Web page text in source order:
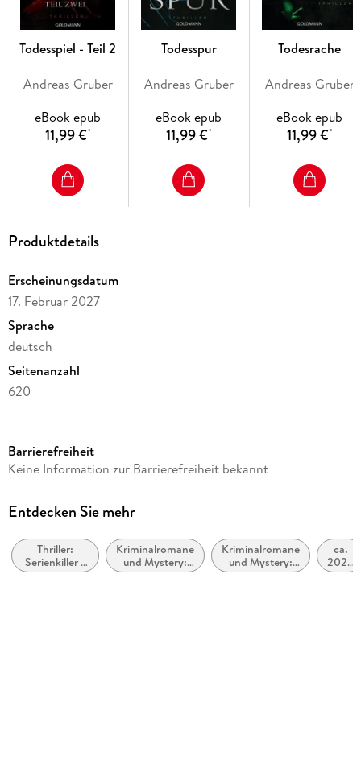
Todesspiel - Teil 2
Andreas Gruber
eBook epub
11,99 €*
Todesspur
Andreas Gruber
eBook epub
11,99 €*
Todesrache
Andreas Gruber
eBook epub
11,99 €*
Produktdetails
Erscheinungsdatum
17. Februar 2027
Sprache
deutsch
Seitenanzahl
620
Autor/Autorin
Verlag/Hersteller
Kopierschutz
mit Wasserzeichen versehen
Barrierefreiheit
Keine Information zur Barrierefreiheit bekannt
Entdecken Sie mehr
Thriller:
Serienkiller /
Serienmörder
Kriminalromane
und Mystery:
Polizeiarbeit &
Kriminalromane
und Mystery:
weibliche
ca.
2020
bis